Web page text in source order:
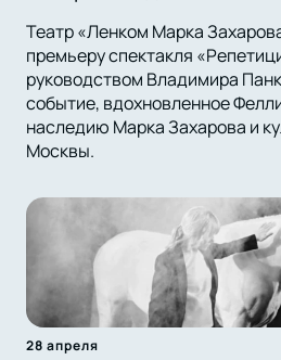
Театр «Ленком Марка
премьеру спектакля
руководством Владимира
событие, вдохновленное
наследию Марка Захарова и
Москвы.
28 апреля